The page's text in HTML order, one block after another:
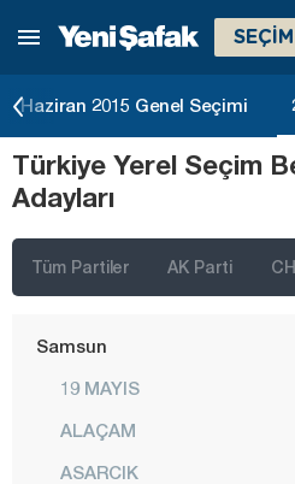
SEÇİM
Haziran 2015 Genel Seçimi
Türkiye Yerel Seçim
Adayları
Tüm Partiler AK Parti
Muş
Ordu
Osmaniye
Sakarya
Samsun
19 MAYIS
ALAÇAM
ASARCIK